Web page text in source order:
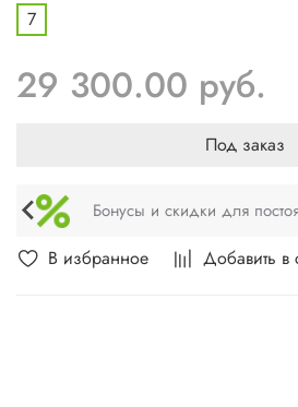
В избранное Добавить в
7
29 300.00 руб.
Под заказ
Бонусы и скидки для